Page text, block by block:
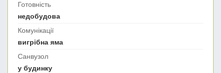
Готовність
недобудова
Комунікації
вигрібна яма
Санвузол
у будинку